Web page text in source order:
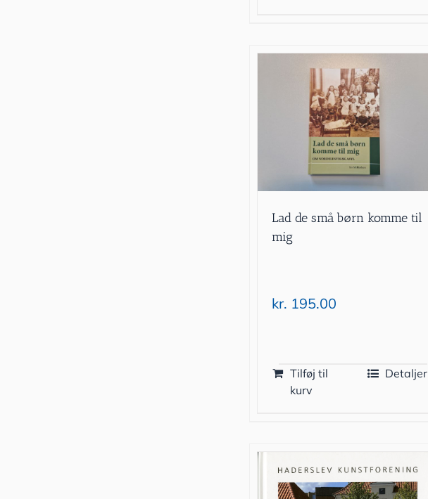
Lad de små børn komme til
mig
kr. 195.00
Tilføj til
kurv
Detaljer